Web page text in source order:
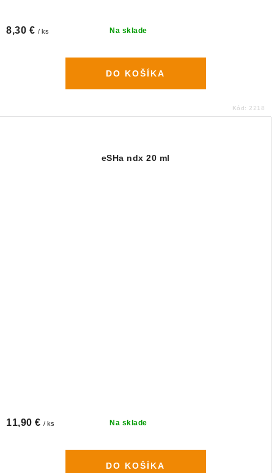
Na sklade
8,30 € / ks
DO KOŠÍKA
Kód: 2218
eSHa ndx 20 ml
Na sklade
11,90 € / ks
DO KOŠÍKA